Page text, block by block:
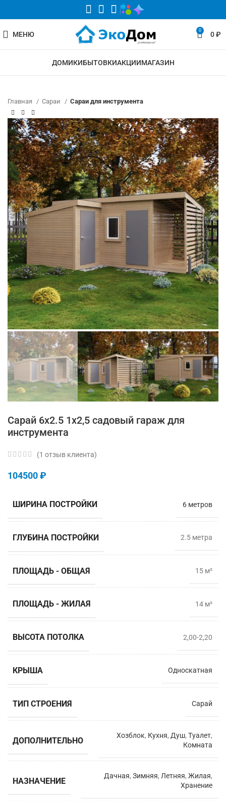
МЕНЮ 0 0₽
ДОМИКИБЫТОВКИАКЦИИМАГАЗИН
Главная Сараи Сараи для инструмента
Сарай 6х2.5 1х2,5 садовый гараж для
инструмента
(1 отзыв клиента)
104500₽
ШИРИНА ПОСТРОЙКИ 6 метров
ГЛУБИНА ПОСТРОЙКИ 2.5 мeтра
ПЛОЩАДЬ - ОБЩАЯ 15 м²
ПЛОЩАДЬ - ЖИЛАЯ 14 м²
ВЫСОТА ПОТОЛКА 2,00-2,20
КРЫША Односкатная
ТИП СТРОЕНИЯ Сарай
ДОПОЛНИТЕЛЬНО Хозблок, Кухня, Душ, Туалет,
Комната
НАЗНАЧЕНИЕ Дачная, Зимняя, Летняя, Жилая,
Хранение